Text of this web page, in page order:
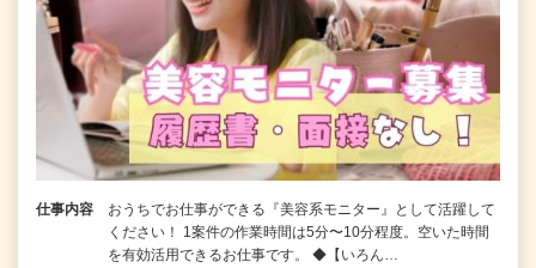
仕事内容
おうちでお仕事ができる『美容系モニター』として活躍して
ください！ 1案件の作業時間は5分〜10分程度。空いた時間
を有効活用できるお仕事です。 ◆【いろん…